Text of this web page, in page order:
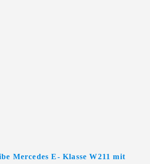
Mercedes E- Klasse W211 mit